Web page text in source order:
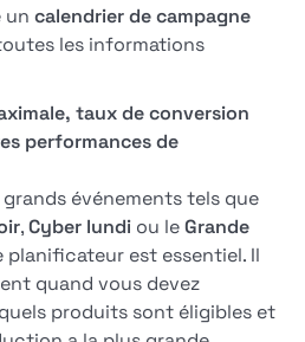
uncalendrier de campagne
les informations
taux de conversion
performances de
événements tels que
,Cyber lundi ou leGrande
planificateur est essentiel. Il
quand vous devez
produits sont éligibles et